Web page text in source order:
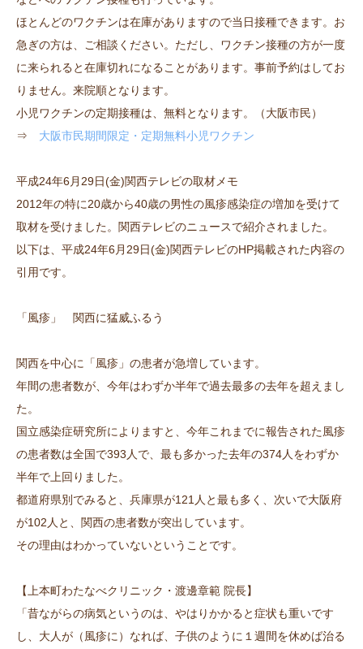
ほとんどのワクチンは在庫がありますので当日接種できます。お
急ぎの方は、ご相談ください。ただし、ワクチン接種の方が一度
に来られると在庫切れになることがあります。事前予約はしてお
りません。来院順となります。
小児ワクチンの定期接種は、無料となります。（大阪市民）
⇒ 大阪市民期間限定・定期無料小児ワクチン
平成24年6月29日(金)関西テレビの取材メモ
2012年の特に20歳から40歳の男性の風疹感染症の増加を受けて
取材を受けました。関西テレビのニュースで紹介されました。
以下は、平成24年6月29日(金)関西テレビのHP掲載された内容の
引用です。
「風疹」 関西に猛威ふるう
関西を中心に「風疹」の患者が急増しています。
年間の患者数が、今年はわずか半年で過去最多の去年を超えまし
た。
国立感染症研究所によりますと、今年これまでに報告された風疹
の患者数は全国で393人で、最も多かった去年の374人をわずか
半年で上回りました。
都道府県別でみると、兵庫県が121人と最も多く、次いで大阪府
が102人と、関西の患者数が突出しています。
その理由はわかっていないということです。
【上本町わたなべクリニック・渡邊章範 院長】
「昔ながらの病気というのは、やはりかかると症状も重いです
し、大人が（風疹に）なれば、子供のように１週間を休めば治る